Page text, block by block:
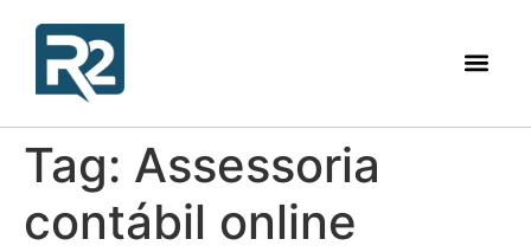
Tag: Assessoria
contábil online